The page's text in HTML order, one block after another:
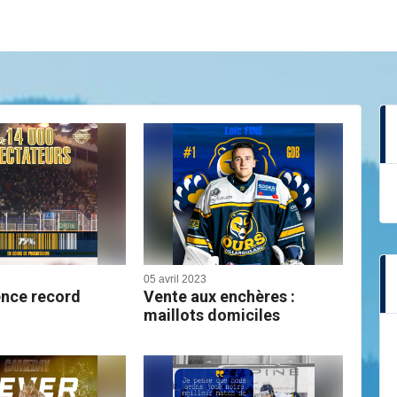
record
05 avril 2023
Vente aux enchères :
maillots domiciles